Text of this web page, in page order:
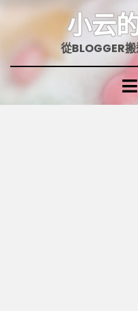
小云
從BLOGGER